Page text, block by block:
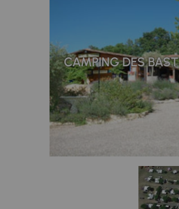
CAMPING DES